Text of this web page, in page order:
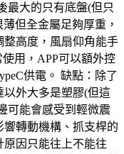
最大的只有底盤(但只
但全金屬足夠厚重，
高度，風扇仰角能手
用，APP可以額外控
供電。 缺點：除了
以外大多是塑膠(但這
可能會感受到輕微震
轉動機構、抓支桿的
因只能往上不能往